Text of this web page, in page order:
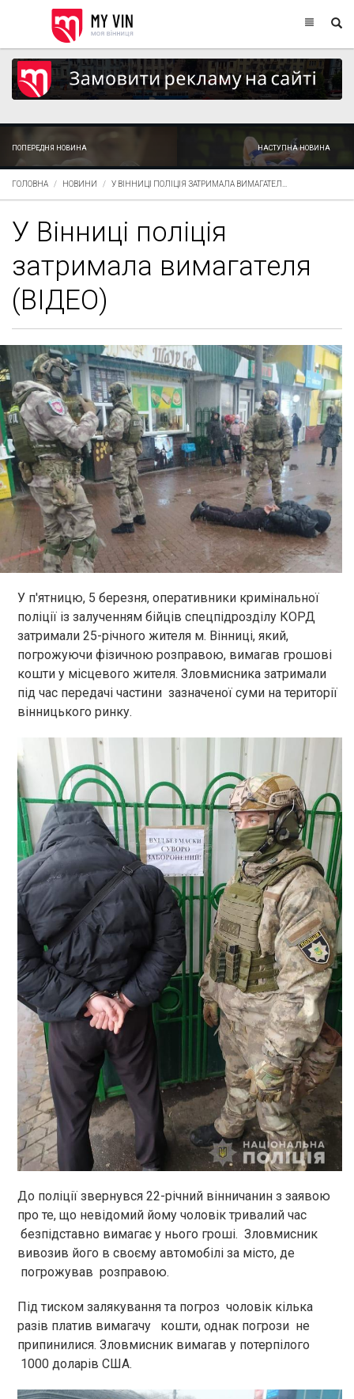
ПОПЕРЕДНЯ НОВИНА НАСТУПНА НОВИНА
ГОЛОВНА НОВИНИ У ВІННИЦІ ПОЛІЦІЯ ЗАТРИМАЛА ВИМАГАТЕЛ...
У Вінниці поліція
затримала вимагателя
(ВІДЕО)
У п'ятницю, 5 березня, оперативники кримінальної
поліції із залученням бійців спецпідрозділу КОРД
затримали 25-річного жителя м. Вінниці, який,
погрожуючи фізичною розправою, вимагав грошові
кошти у місцевого жителя. Зловмисника затримали
під час передачі частини зазначеної суми на території
вінницького ринку.
До поліції звернувся 22-річний вінничанин з заявою
про те, що невідомий йому чоловік тривалий час
безпідставно вимагає у нього гроші. Зловмисник
вивозив його в своєму автомобілі за місто, де
погрожував розправою.
Під тиском залякування та погроз чоловік кілька
разів платив вимагачу кошти, однак погрози не
припинилися. Зловмисник вимагав у потерпілого
1000 доларів США.